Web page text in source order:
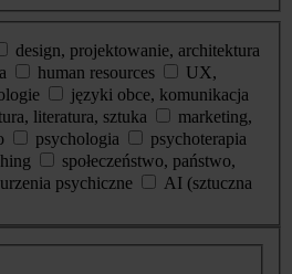
design, projektowanie, architektura
human resources
UX,
języki obce, komunikacja
literatura, sztuka
marketing,
psychologia
psychoterapia
społeczeństwo, państwo,
psychiczne
AI (sztuczna